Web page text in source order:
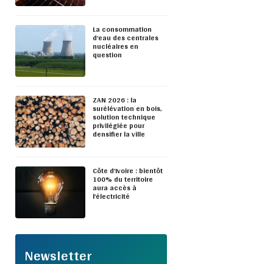
La consommation
d’eau des centrales
nucléaires en
question
ZAN 2026 : la
surélévation en bois,
solution technique
privilégiée pour
densifier la ville
Côte d’Ivoire : bientôt
100% du territoire
aura accès à
l’électricité
Newsletter